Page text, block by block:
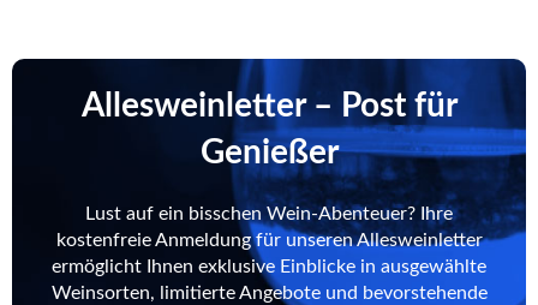
Allesweinletter – Post für
Genießer
Lust auf ein bisschen Wein-Abenteuer? Ihre
kostenfreie Anmeldung für unseren Allesweinletter
ermöglicht Ihnen exklusive Einblicke in ausgewählte
Weinsorten, limitierte Angebote und bevorstehende